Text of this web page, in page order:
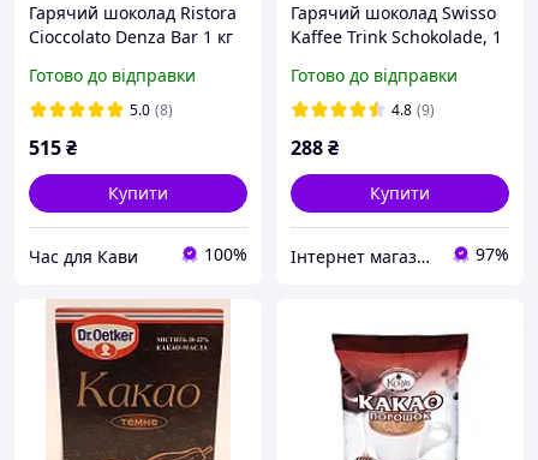
Гарячий шоколад Ristora
Cioccolato Denza Bar 1 кг
Готово до відправки
5.0 (8)
515₴
Купити
Час для Кави 100%
Гарячий шоколад Swisso
Kaffee Trink Schokolade, 1
Готово до відправки
4.8 (9)
288₴
Купити
Інтернет магазин "Coffee Day" 97%